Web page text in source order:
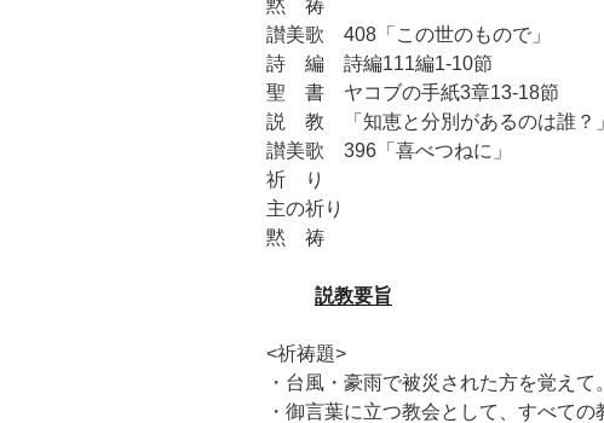
黙 祷
讃美歌 408「この世のもので」
詩 編 詩編111編1-10節
聖 書 ヤコブの手紙3章13-18節
説 教 「知恵と分別があるのは誰？
讃美歌 396「喜べつねに」
祈 り
主の祈り
黙 祷
説教要旨
<祈祷題>
・台風・豪雨で被災された方を覚えて。
・御言葉に立つ教会として、 すべての